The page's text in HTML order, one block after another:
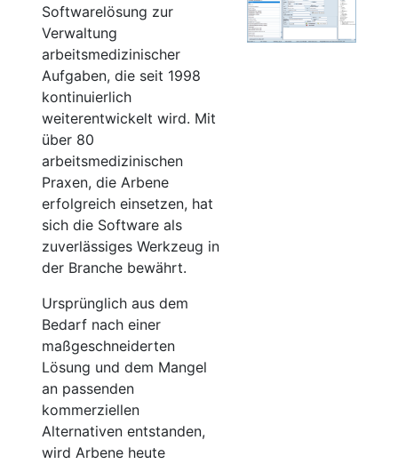
Softwarelösung zur
Verwaltung
arbeitsmedizinischer
Aufgaben, die seit 1998
kontinuierlich
weiterentwickelt wird. Mit
über 80
arbeitsmedizinischen
Praxen, die Arbene
erfolgreich einsetzen, hat
sich die Software als
zuverlässiges Werkzeug in
der Branche bewährt.
Ursprünglich aus dem
Bedarf nach einer
maßgeschneiderten
Lösung und dem Mangel
an passenden
kommerziellen
Alternativen entstanden,
wird Arbene heute